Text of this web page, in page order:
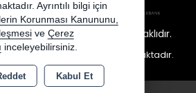
- Tüm hakları saklıdır.
SSL sertifikası ile korunmaktadır.
Ayrıntılı bilgi için
Korunması Kanununu,
ve Çerez
inceleyebilirsiniz.
Kabul Et